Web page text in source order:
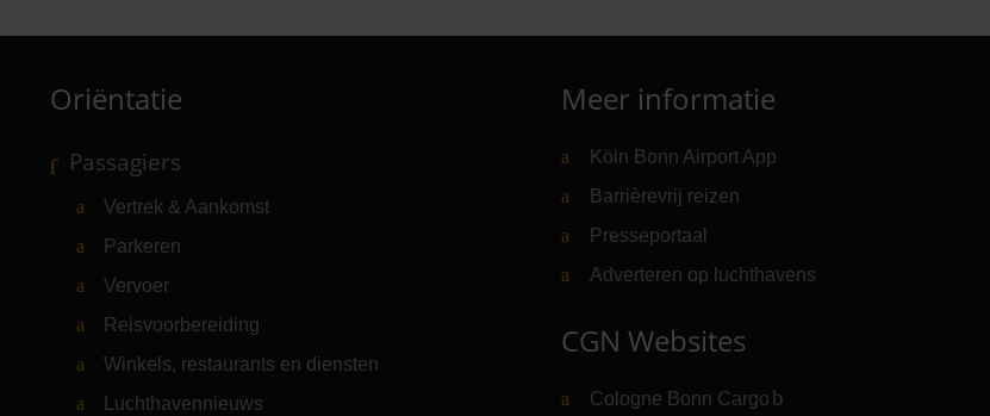
Oriëntatie
Passagiers
Vertrek & Aankomst
Parkeren
Vervoer
Reisvoorbereiding
Winkels, restaurants en diensten
Luchthavennieuws
Meer informatie
Köln Bonn Airport App
Barrièrevrij reizen
Presseportaal
Adverteren op luchthavens
CGN Websites
Cologne Bonn Cargo (Link naar externe website)